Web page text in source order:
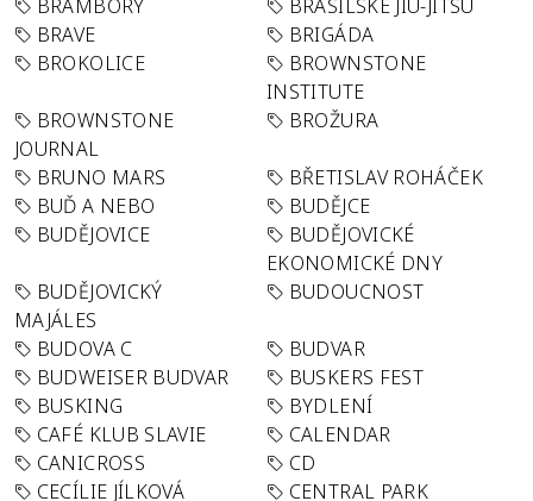
BRAMBORY
BRASILSKÉ JIU-JITSU
BRAVE
BRIGÁDA
BROKOLICE
BROWNSTONE
INSTITUTE
BROWNSTONE
JOURNAL
BROŽURA
BRUNO MARS
BŘETISLAV ROHÁČEK
BUĎ A NEBO
BUDĚJCE
BUDĚJOVICE
BUDĚJOVICKÉ
EKONOMICKÉ DNY
BUDĚJOVICKÝ
MAJÁLES
BUDOUCNOST
BUDOVA C
BUDVAR
BUDWEISER BUDVAR
BUSKERS FEST
BUSKING
BYDLENÍ
CAFÉ KLUB SLAVIE
CALENDAR
CANICROSS
CD
CECÍLIE JÍLKOVÁ
CENTRAL PARK